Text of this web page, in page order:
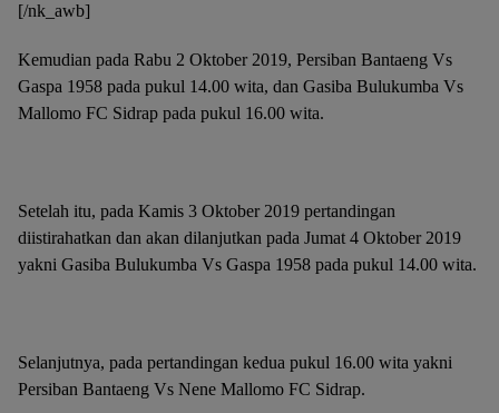
[/nk_awb]
Kemudian pada Rabu 2 Oktober 2019, Persiban Bantaeng Vs
Gaspa 1958 pada pukul 14.00 wita, dan Gasiba Bulukumba Vs
Mallomo FC Sidrap pada pukul 16.00 wita.
Setelah itu, pada Kamis 3 Oktober 2019 pertandingan
diistirahatkan dan akan dilanjutkan pada Jumat 4 Oktober 2019
yakni Gasiba Bulukumba Vs Gaspa 1958 pada pukul 14.00 wita.
Selanjutnya, pada pertandingan kedua pukul 16.00 wita yakni
Persiban Bantaeng Vs Nene Mallomo FC Sidrap.